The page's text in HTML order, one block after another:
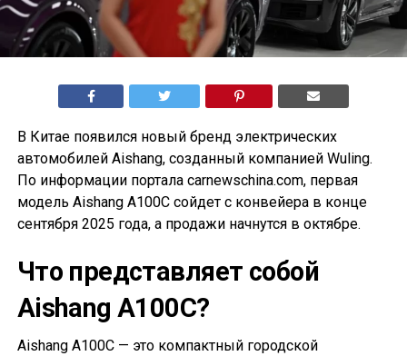
В Китае появился новый бренд электрических
автомобилей Aishang, созданный компанией Wuling.
По информации портала carnewschina.com, первая
модель Aishang A100C сойдет с конвейера в конце
сентября 2025 года, а продажи начнутся в октябре.
Что представляет собой
Aishang A100C?
Aishang A100C — это компактный городской